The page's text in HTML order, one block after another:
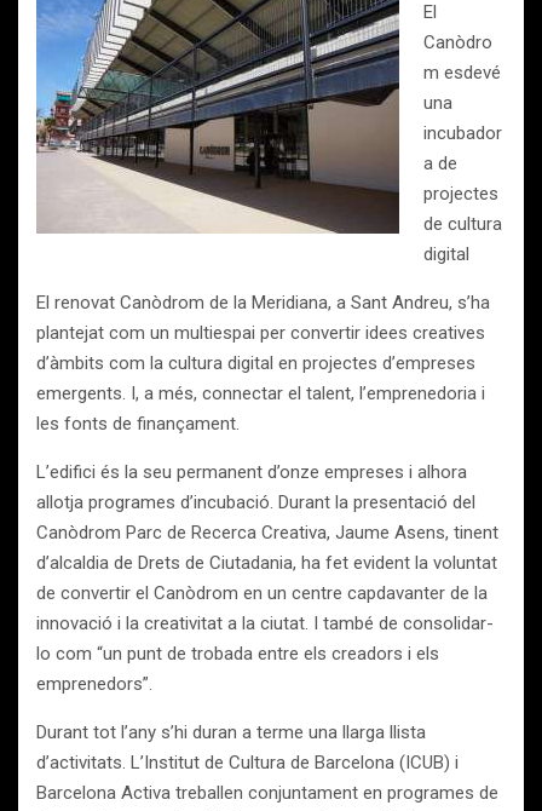
El
Canòdro
m esdevé
una
incubador
a de
projectes
de cultura
digital
El renovat Canòdrom de la Meridiana, a Sant Andreu, s’ha
plantejat com un multiespai per convertir idees creatives
d’àmbits com la cultura digital en projectes d’empreses
emergents. I, a més, connectar el talent, l’emprenedoria i
les fonts de finançament.
L’edifici és la seu permanent d’onze empreses i alhora
allotja programes d’incubació. Durant la presentació del
Canòdrom Parc de Recerca Creativa, Jaume Asens, tinent
d’alcaldia de Drets de Ciutadania, ha fet evident la voluntat
de convertir el Canòdrom en un centre capdavanter de la
innovació i la creativitat a la ciutat. I també de consolidar-
lo com “un punt de trobada entre els creadors i els
emprenedors”.
Durant tot l’any s’hi duran a terme una llarga llista
d’activitats. L’Institut de Cultura de Barcelona (ICUB) i
Barcelona Activa treballen conjuntament en programes de